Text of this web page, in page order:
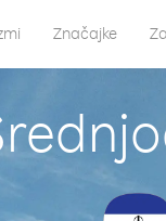
Značajke